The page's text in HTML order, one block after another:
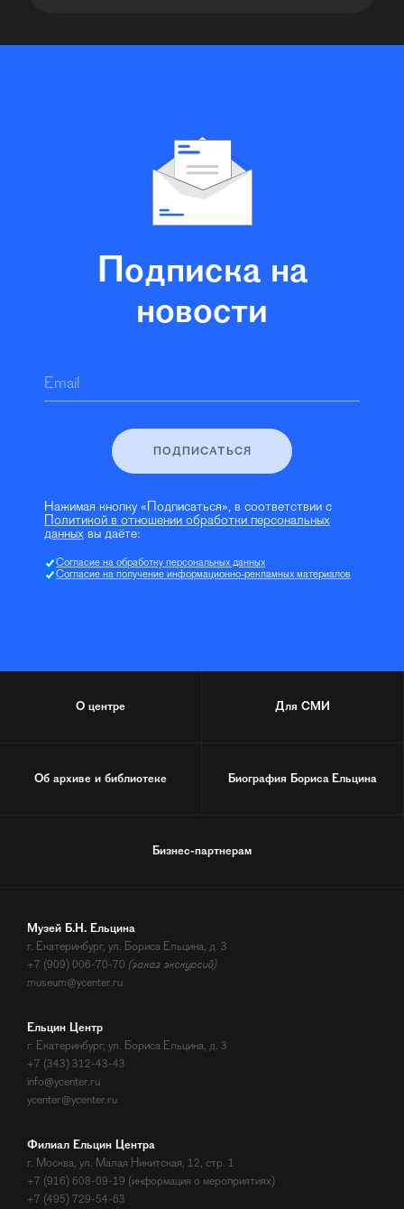
Подписка на
новости
Email
ПОДПИСАТЬСЯ
Нажимая кнопку «Подписаться», в соответствии с
Политикой в отношении обработки персональных
данных вы даёте:
Согласие на обработку персональных данных
Согласие на получение информационно-рекламных материалов
О центре Для СМИ
Об архиве и библиотеке Биография Бориса Ельцина
Бизнес-партнерам
Музей Б.Н. Ельцина
г. Екатеринбург, ул. Бориса Ельцина, д. 3
+7 (909) 006-70-70 (заказ экскурсий)
museum@ycenter.ru
Ельцин Центр
г. Екатеринбург, ул. Бориса Ельцина, д. 3
+7 (343) 312-43-43
info@ycenter.ru
ycenter@ycenter.ru
Филиал Ельцин Центра
г. Москва, ул. Малая Никитская, 12, стр. 1
+7 (916) 608-09-19 (информация о мероприятиях)
+7 (495) 729-54-63